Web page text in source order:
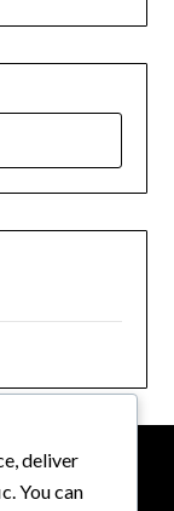
deliver
You can